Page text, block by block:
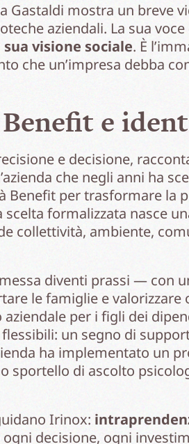
mostra un breve
aziendali. La sua
visione sociale. È
che un’impresa debba
e
e decisione,
che negli anni ha
Benefit per trasformare la
formalizzata nasce
collettività, ambiente,
diventi prassi — con
le famiglie e
aziendale per i figli dei
un segno di
ha implementato un
sportello di ascolto
Irinox:
decisione, ogni